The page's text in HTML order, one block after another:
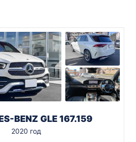
BENZ GLE 167.159
2020 год